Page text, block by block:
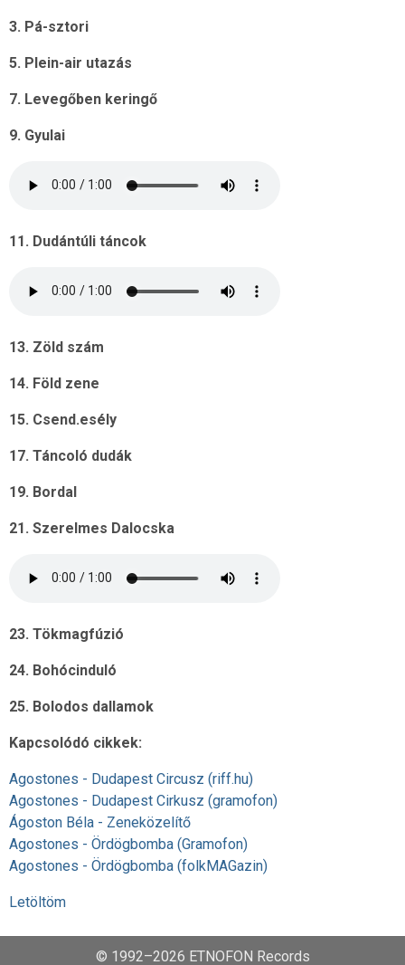
3. Pá-sztori
5. Plein-air utazás
7. Levegőben keringő
9. Gyulai
11. Dudántúli táncok
13. Zöld szám
14. Föld zene
15. Csend.esély
17. Táncoló dudák
19. Bordal
21. Szerelmes Dalocska
23. Tökmagfúzió
24. Bohócinduló
25. Bolodos dallamok
Kapcsolódó cikkek:
Agostones - Dudapest Circusz (riff.hu)
Agostones - Dudapest Cirkusz (gramofon)
Ágoston Béla - Zeneközelítő
Agostones - Ördögbomba (Gramofon)
Agostones - Ördögbomba (folkMAGazin)
Letöltöm
© 1992–2026 ETNOFON Records